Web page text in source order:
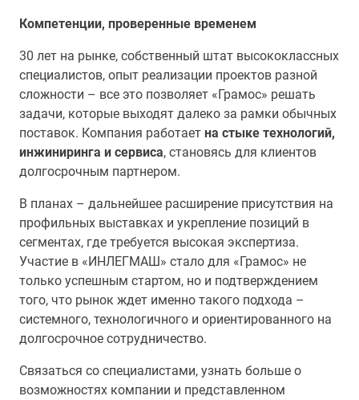
Компетенции, проверенные временем
30 лет на рынке, собственный штат высококлассных
специалистов, опыт реализации проектов разной
сложности – все это позволяет «Грамос» решать
задачи, которые выходят далеко за рамки обычных
поставок. Компания работает на стыке технологий,
инжиниринга и сервиса, становясь для клиентов
долгосрочным партнером.
В планах – дальнейшее расширение присутствия на
профильных выставках и укрепление позиций в
сегментах, где требуется высокая экспертиза.
Участие в «ИНЛЕГМАШ» стало для «Грамос» не
только успешным стартом, но и подтверждением
того, что рынок ждет именно такого подхода –
системного, технологичного и ориентированного на
долгосрочное сотрудничество.
Связаться со специалистами, узнать больше о
возможностях компании и представленном